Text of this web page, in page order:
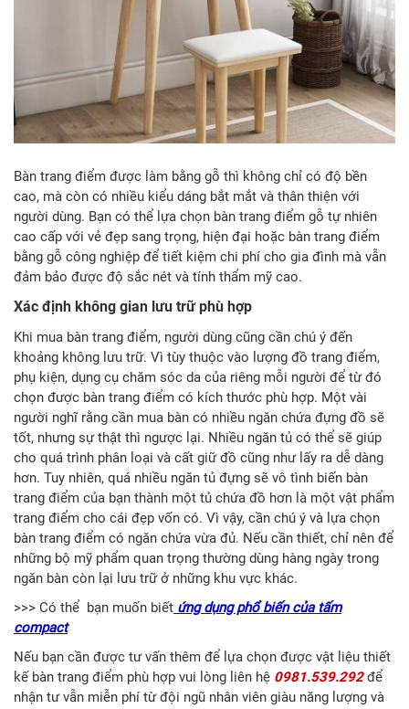
Bàn trang điểm được làm bằng gỗ thì không chỉ có độ bền
cao, mà còn có nhiều kiểu dáng bắt mắt và thân thiện với
người dùng. Bạn có thể lựa chọn bàn trang điểm gỗ tự nhiên
cao cấp với vẻ đẹp sang trọng, hiện đại hoặc bàn trang điểm
bằng gỗ công nghiệp để tiết kiệm chi phí cho gia đình mà vẫn
đảm bảo được độ sắc nét và tính thẩm mỹ cao.
Xác định không gian lưu trữ phù hợp
Khi mua bàn trang điểm, người dùng cũng cần chú ý đến
khoảng không lưu trữ. Vì tùy thuộc vào lượng đồ trang điểm,
phụ kiện, dụng cụ chăm sóc da của riêng mỗi người để từ đó
chọn được bàn trang điểm có kích thước phù hợp. Một vài
người nghĩ rằng cần mua bàn có nhiều ngăn chứa đựng đồ sẽ
tốt, nhưng sự thật thì ngược lại. Nhiều ngăn tủ có thể sẽ giúp
cho quá trình phân loại và cất giữ đồ cũng như lấy ra dễ dàng
hơn. Tuy nhiên, quá nhiều ngăn tủ đựng sẽ vô tình biến bàn
trang điểm của bạn thành một tủ chứa đồ hơn là một vật phẩm
trang điểm cho cái đẹp vốn có. Vì vậy, cần chú ý và lựa chọn
bàn trang điểm có ngăn chứa vừa đủ. Nếu cần thiết, chỉ nên để
những bộ mỹ phẩm quan trọng thường dùng hàng ngày trong
ngăn bàn còn lại lưu trữ ở những khu vực khác.
>>> Có thể bạn muốn biết ứng dụng phổ biến của tấm
compact
Nếu bạn cần được tư vấn thêm để lựa chọn được vật liệu thiết
kế bàn trang điểm phù hợp vui lòng liên hệ 0981.539.292để
nhận tư vẫn miễn phí từ đội ngũ nhân viên giàu năng lượng và